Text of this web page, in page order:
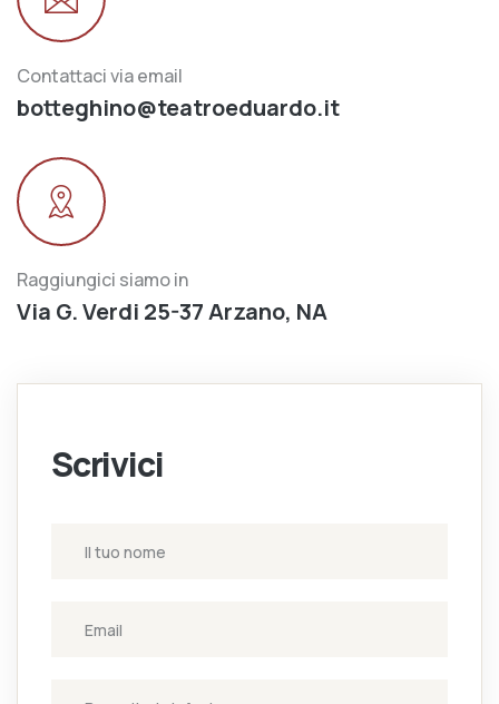
Contattaci via email
botteghino@teatroeduardo.it
Raggiungici siamo in
Via G. Verdi 25-37 Arzano, NA
Scrivici